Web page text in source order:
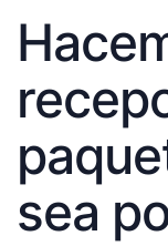
sea